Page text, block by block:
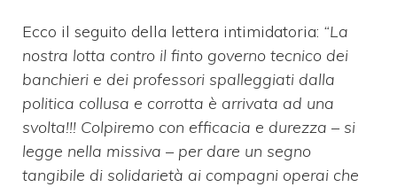
Ecco il seguito della lettera intimidatoria: “La
nostra lotta contro il finto governo tecnico dei
banchieri e dei professori spalleggiati dalla
politica collusa e corrotta è arrivata ad una
svolta!!! Colpiremo con efficacia e durezza – si
legge nella missiva – per dare un segno
tangibile di solidarietà ai compagni operai che